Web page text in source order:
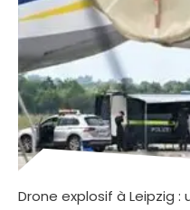
Drone explosif à Leipzig :